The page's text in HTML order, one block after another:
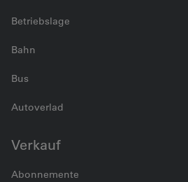
Betriebslage
Bahn
Bus
Autoverlad
Verkauf
Abonnemente